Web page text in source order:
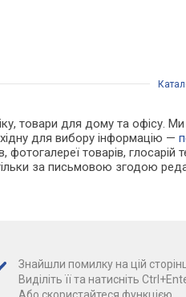
товари для дому та офісу.
для вибору інформацію —
фотогалереї товарів, глосарій
за письмовою згодою
Знайшли помилку на цій
Виділіть її та натисніть